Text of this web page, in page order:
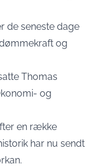
de seneste dage
og
Thomas
og
en række
har nu sendt